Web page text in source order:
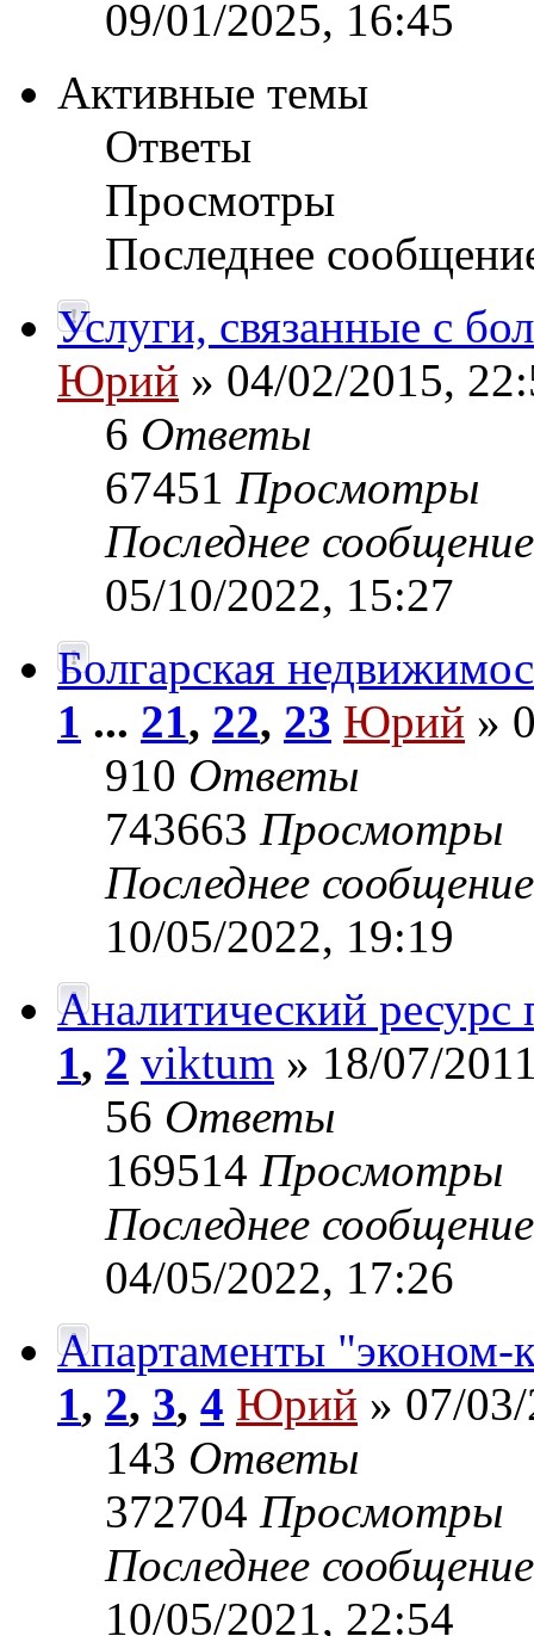
09/01/2025, 16:45
Активные темы
Ответы
Просмотры
Последнее
Услуги, связанные с
Юрий » 04/02/2015,
6 Ответы
67451 Просмотры
Последнее
05/10/2022, 15:27
Болгарская
1 ... 21, 22, 23 Юрий »
910 Ответы
743663 Просмотры
Последнее
10/05/2022, 19:19
Аналитический
1, 2 viktum » 18/07/
56 Ответы
169514 Просмотры
Последнее
04/05/2022, 17:26
Апартаменты "эконом-
1, 2, 3, 4 Юрий » 07/
143 Ответы
372704 Просмотры
Последнее
10/05/2021, 22:54